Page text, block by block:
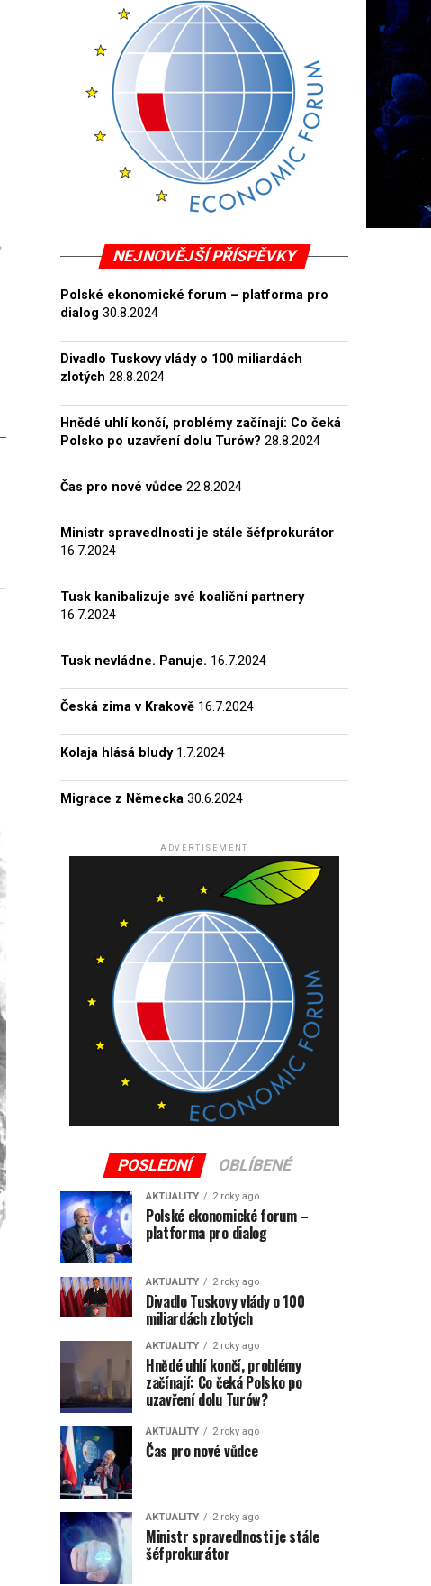
NEJNOVĚJŠÍ PŘÍSPĚVKY
Polské ekonomické forum – platforma pro
dialog 30.8.2024
Divadlo Tuskovy vlády o 100 miliardách
zlotých 28.8.2024
Hnědé uhlí končí, problémy začínají: Co čeká
Polsko po uzavření dolu Turów? 28.8.2024
Čas pro nové vůdce 22.8.2024
Ministr spravedlnosti je stále šéfprokurátor
16.7.2024
Tusk kanibalizuje své koaliční partnery
16.7.2024
Tusk nevládne. Panuje. 16.7.2024
Česká zima v Krakově 16.7.2024
Kolaja hlásá bludy 1.7.2024
Migrace z Německa 30.6.2024
ADVERTISEMENT
POSLEDNÍ OBLÍBENÉ
AKTUALITY 2 roky ago
Polské ekonomické forum –
platforma pro dialog
AKTUALITY 2 roky ago
Divadlo Tuskovy vlády o 100
miliardách zlotých
AKTUALITY 2 roky ago
Hnědé uhlí končí, problémy
začínají: Co čeká Polsko po
uzavření dolu Turów?
AKTUALITY 2 roky ago
Čas pro nové vůdce
AKTUALITY 2 roky ago
Ministr spravedlnosti je stále
šéfprokurátor